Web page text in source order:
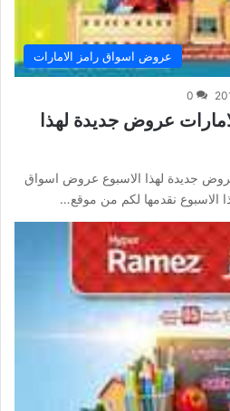
عروض اسواق رامز الامارات
0
عروض جديدة لهذا
جديدة لهذا الاسبوع عروض اسواق
الاسبوع نقدمها لكم من موقع…